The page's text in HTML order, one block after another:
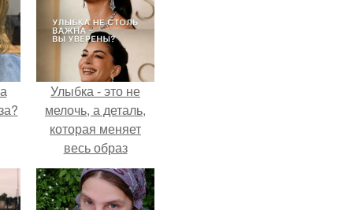
Улыбка - это не
мелочь, а деталь,
которая меняет
весь образ
человека.